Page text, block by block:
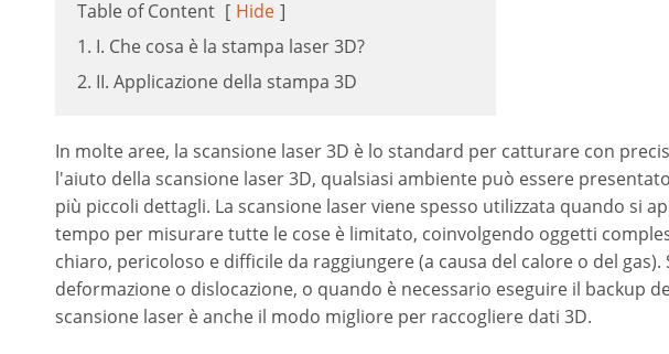
Table of Content [ Hide ]
1. I. Che cosa è la stampa laser 3D?
2. II. Applicazione della stampa 3D
In molte aree, la scansione laser 3D è lo standard per catturare con
l'aiuto della scansione laser 3D, qualsiasi ambiente può essere
più piccoli dettagli. La scansione laser viene spesso utilizzata quando si
tempo per misurare tutte le cose è limitato, coinvolgendo oggetti
chiaro, pericoloso e difficile da raggiungere (a causa del calore o del
deformazione o dislocazione, o quando è necessario eseguire il backup
scansione laser è anche il modo migliore per raccogliere dati 3D.